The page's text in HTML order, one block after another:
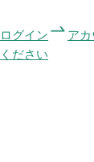
ログイン
ア
ください